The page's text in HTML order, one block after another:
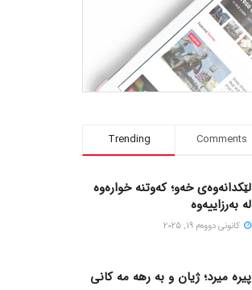
Trending Comments
لێکدانەوەی خەو؛ کەوتنە خوارەوە
لە بەرزاییەوە
كانونی دووه‌م 19, 2025
پیره میرد؛ ژیان و به رهه مه کانی